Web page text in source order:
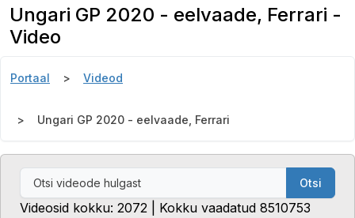
Ungari GP 2020 - eelvaade, Ferrari -
Video
Portaal Videod
Ungari GP 2020 - eelvaade, Ferrari
Otsi
Videosid kokku: 2072 | Kokku vaadatud 8510753